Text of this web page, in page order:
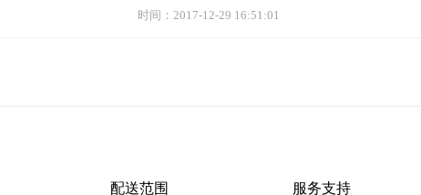
时间：2017-12-29 16:51:01
配送范围 服务支持